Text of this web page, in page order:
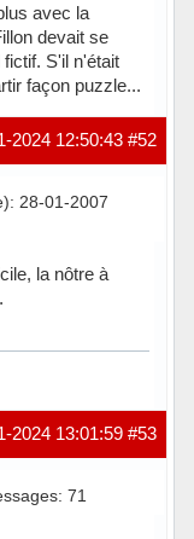
avec la
devait se
S'il n'était
façon puzzle...
#52
2024 12:50:43
28-01-2007
la nôtre à
#53
2024 13:01:59
71